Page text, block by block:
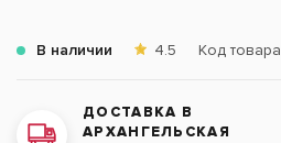
В наличии 4.5 Код товара
ДОСТАВКА В
АРХАНГЕЛЬСКАЯ